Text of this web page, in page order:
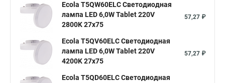
Ecola T5QW60ELC Светодиодная
лампа LED 6,0W Tablet 220V
2800K 27x75
57,27 ₽
Ecola T5QV60ELC Светодиодная
лампа LED 6,0W Tablet 220V
4200K 27x75
57,27 ₽
Ecola T5QD60ELC Светодиодная